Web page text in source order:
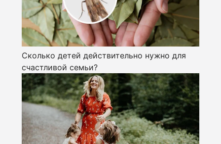
Сколько детей действительно нужно для
счастливой семьи?